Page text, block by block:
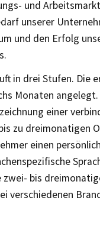
und
unserer
und den Erfolg
in drei Stufen. Die
Monaten
einer
zu dreimonatigen
einen
bis
verschiedenen